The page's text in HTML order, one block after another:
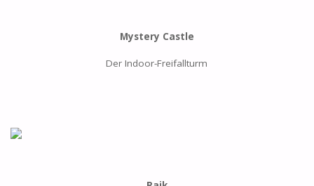
Mystery Castle
Der Indoor-Freifallturm